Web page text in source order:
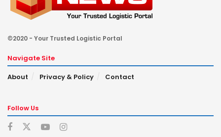
©2020 - Your Trusted Logistic Portal
Navigate Site
About
Privacy & Policy Contact
Follow Us